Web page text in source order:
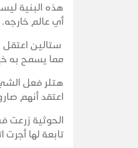
هذه البنية
أي عالم خارجه.
ستالين اعتقل
مما يسمح به
اعتقد أنهم
الحوثية زرعت
تابعة لها